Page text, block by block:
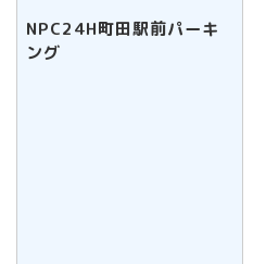
NPC24H町田駅前パーキ
ング